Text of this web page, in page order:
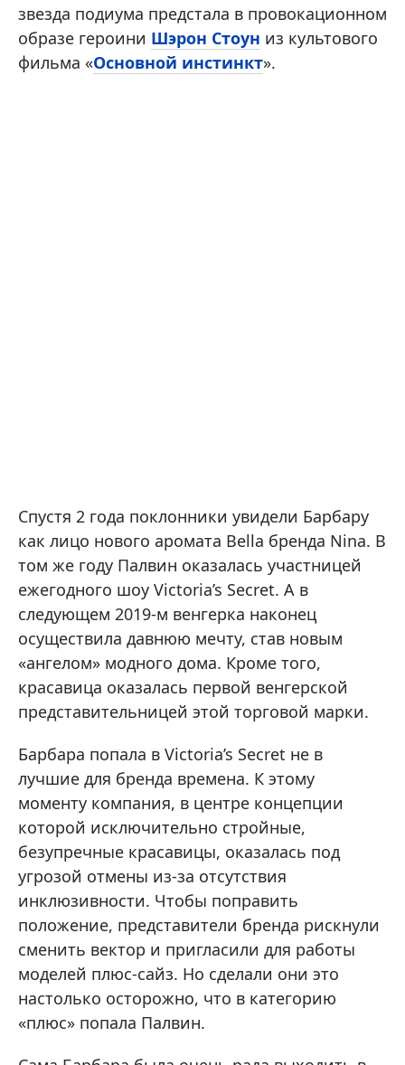
звезда подиума предстала в провокационном
образе героини Шэрон Стоун из культового
фильма «Основной инстинкт».
Спустя 2 года поклонники увидели Барбару
как лицо нового аромата Bella бренда Nina. В
том же году Палвин оказалась участницей
ежегодного шоу Victoria’s Secret. А в
следующем 2019-м венгерка наконец
осуществила давнюю мечту, став новым
«ангелом» модного дома. Кроме того,
красавица оказалась первой венгерской
представительницей этой торговой марки.
Барбара попала в Victoria’s Secret не в
лучшие для бренда времена. К этому
моменту компания, в центре концепции
которой исключительно стройные,
безупречные красавицы, оказалась под
угрозой отмены из-за отсутствия
инклюзивности. Чтобы поправить
положение, представители бренда рискнули
сменить вектор и пригласили для работы
моделей плюс-сайз. Но сделали они это
настолько осторожно, что в категорию
«плюс» попала Палвин.